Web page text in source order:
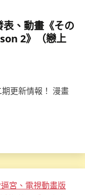
、動畫《その
2》（戀上
更新情報！ 漫畫